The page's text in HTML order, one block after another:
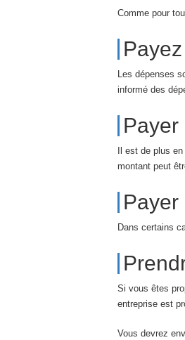
Comme pour
Les dépenses
informé des
Payer
Il est de plus
montant peut
Payer
Dans certains
Si vous êtes
entreprise est
Vous devrez